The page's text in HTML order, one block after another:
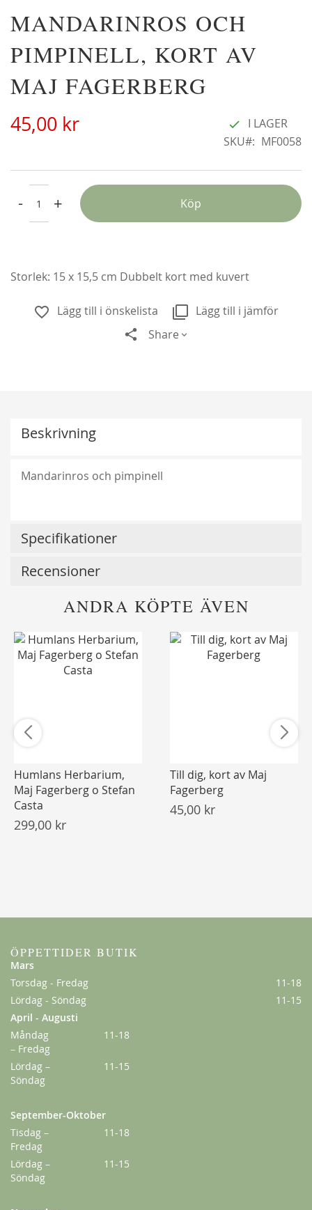
Christine Hélène'
MANDARINROS OCH
PIMPINELL, KORT AV
MAJ FAGERBERG
45,00 kr
I LAGER
SKU
MF0058
- + Köp
Storlek: 15 x 15,5 cm Dubbelt kort med kuvert
Lägg till i önskelista
Lägg till i jämför
Share
Hoppa
till
början
av
Beskrivning
Mandarinros och pimpinell
Specifikationer
Recensioner
ANDRA KÖPTE ÄVEN
Humlans Herbarium,
Maj Fagerberg o Stefan
Casta
299,00 kr
Till dig, kort av Maj
Fagerberg
45,00 kr
ÖPPETTIDER BUTIK
Mars
Torsdag - Fredag
11-18
Lördag - Söndag
11-15
April - Augusti
Måndag
– Fredag
11-18
Lördag –
Söndag
11-15
September-Oktober
Tisdag –
Fredag
11-18
Lördag –
Söndag
11-15